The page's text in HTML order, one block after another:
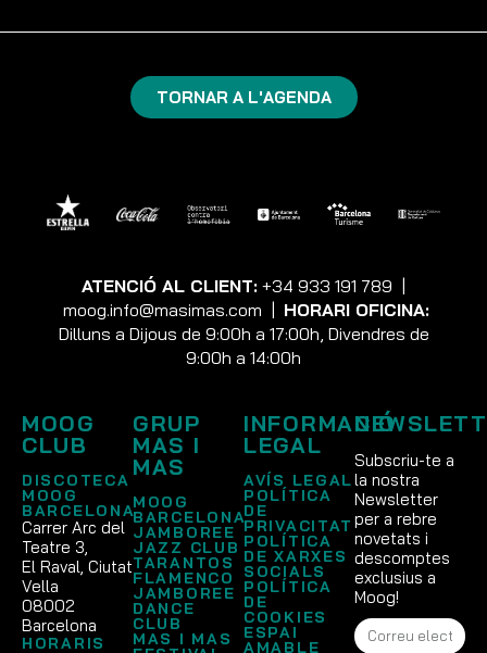
TORNAR A L'AGENDA
ATENCIÓ AL CLIENT: +34 933 191 789 |
moog.info@masimas.com | HORARI OFICINA:
Dilluns a Dijous de 9:00h a 17:00h, Divendres de
9:00h a 14:00h
MOOG
CLUB
DISCOTECA
MOOG
BARCELONA
Carrer Arc del
Teatre 3,
El Raval, Ciutat
Vella
08002
Barcelona
HORARIS
GRUP
MAS I
MAS
MOOG
BARCELONA
JAMBOREE
JAZZ CLUB
TARANTOS
FLAMENCO
JAMBOREE
DANCE
CLUB
MAS I MAS
INFORMACIÓ
LEGAL
AVÍS LEGAL
POLÍTICA
DE
PRIVACITAT
POLÍTICA
DE XARXES
SOCIALS
POLÍTICA
DE
COOKIES
ESPAI
AMABLE
Subscriu-te a
la nostra
Newsletter
per a rebre
novetats i
descomptes
exclusius a
Moog!